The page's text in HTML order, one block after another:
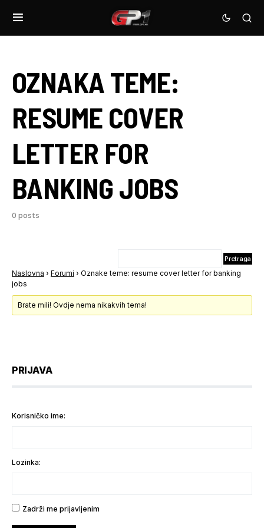
OZNAKA TEME:
RESUME COVER
LETTER FOR
BANKING JOBS
0 posts
Naslovna › Forumi › Oznake teme: resume cover letter for banking
jobs
Brate mili! Ovdje nema nikakvih tema!
PRIJAVA
Korisničko ime:
Lozinka:
Zadrži me prijavljenim